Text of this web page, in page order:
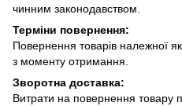
чинним законодавством.
Терміни повернення:
Повернення товарів належної
з моменту отримання.
Зворотна доставка:
Витрати на повернення товару